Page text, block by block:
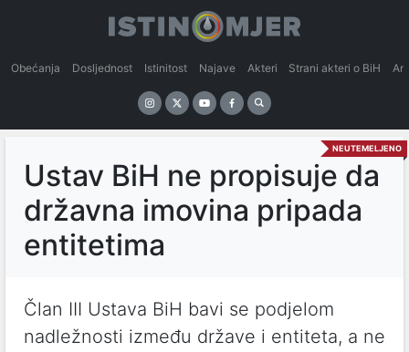
Obećanja Dosljednost Istinitost Najave Akteri Strani akteri o BiH
NEUTEMELJENO
Ustav BiH ne propisuje da
državna imovina pripada
entitetima
Član III Ustava BiH bavi se podjelom
nadležnosti između države i entiteta, a ne